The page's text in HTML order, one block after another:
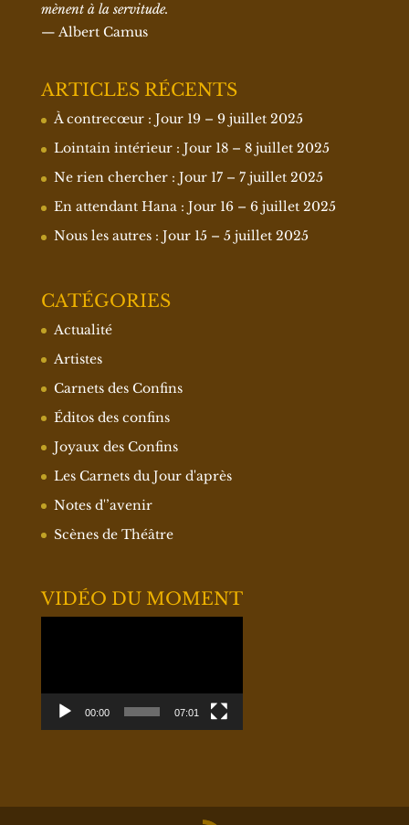
mènent à la servitude.
— Albert Camus
ARTICLES RÉCENTS
À contrecœur : Jour 19 – 9 juillet 2025
Lointain intérieur : Jour 18 – 8 juillet 2025
Ne rien chercher : Jour 17 – 7 juillet 2025
En attendant Hana : Jour 16 – 6 juillet 2025
Nous les autres : Jour 15 – 5 juillet 2025
CATÉGORIES
Actualité
Artistes
Carnets des Confins
Éditos des confins
Joyaux des Confins
Les Carnets du Jour d'après
Notes d'’avenir
Scènes de Théâtre
VIDÉO DU MOMENT
00:00 07:01